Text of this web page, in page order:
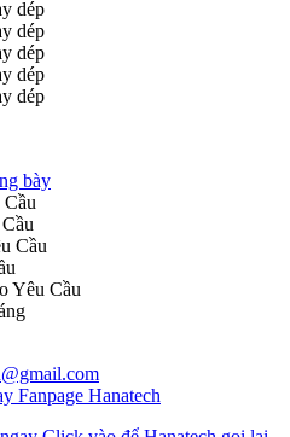
bày
Cầu
Yêu Cầu
Fanpage Hanatech